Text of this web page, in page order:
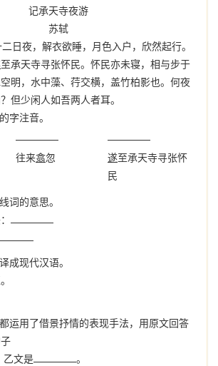
记承天寺夜游
苏轼
日夜，解衣欲睡，月色入户，欣然起行。
至承天寺寻张怀民。怀民亦未寝，相与步于
明，水中藻、荇交横，盖竹柏影也。何夜
但少闲人如吾两人者耳。
字注音。
往来翕忽 遂至承天寺寻张怀
民
词的意思。
成现代汉语。
运用了借景抒情的表现手法，用原文回答
乙文是
。